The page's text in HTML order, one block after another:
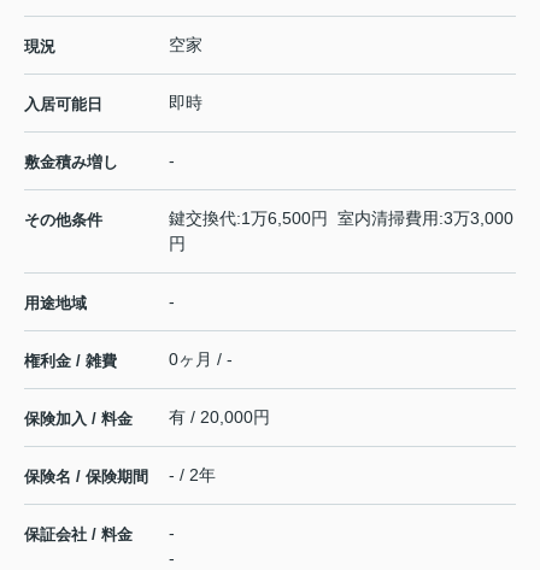
現況 空家
入居可能日 即時
敷金積み増し -
その他条件
鍵交換代:1万6,500円 室内清掃費用:3万3,000
円
用途地域 -
権利金 / 雑費 0ヶ月 / -
保険加入 / 料金 有 / 20,000円
保険名 / 保険期間 - / 2年
保証会社 / 料金
-
-